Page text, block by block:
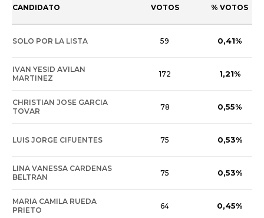
CANDIDATO VOTOS % VOTOS
SOLO POR LA LISTA 59 0,41%
IVAN YESID AVILAN
MARTINEZ
172 1,21%
CHRISTIAN JOSE GARCIA
TOVAR
78 0,55%
LUIS JORGE CIFUENTES 75 0,53%
LINA VANESSA CARDENAS
BELTRAN
75 0,53%
MARIA CAMILA RUEDA
PRIETO
64 0,45%